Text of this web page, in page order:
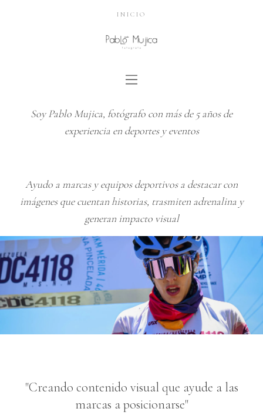
INICIO
Soy Pablo Mujica, fotógrafo con más de 5 años de
experiencia en deportes y eventos
Ayudo a marcas y equipos deportivos a destacar con
imágenes que cuentan historias, trasmiten adrenalina y
generan impacto visual
"Creando contenido visual que ayude a las
marcas a posicionarse"